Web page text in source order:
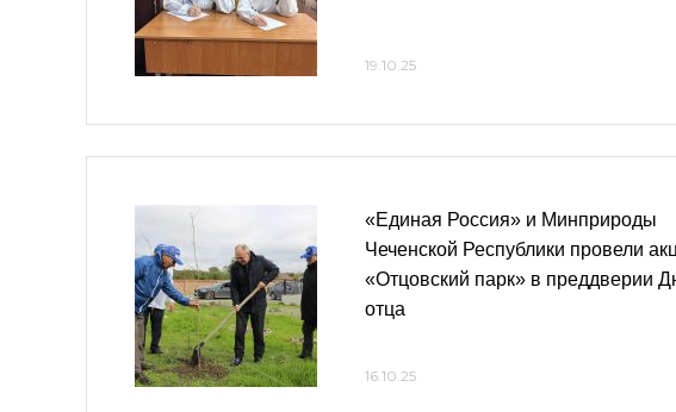
19.10.25
«Единая Россия» и Минприроды
Чеченской Республики провели
«Отцовский парк» в преддверии
отца
16.10.25